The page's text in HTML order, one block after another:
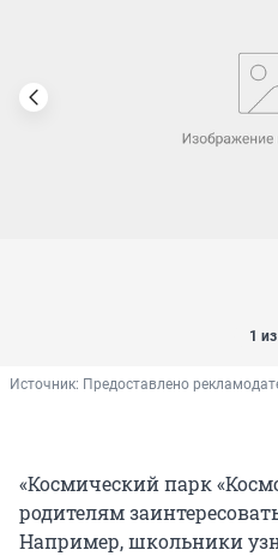
1
Источник: Предоставлено
«Космический парк
родителям
Например, школьники